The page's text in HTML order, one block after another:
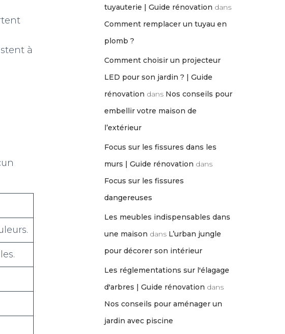
à
tuyauterie | Guide rénovation dans
Comment remplacer un tuyau en
plomb ?
Comment choisir un projecteur
LED pour son jardin ? | Guide
rénovation dans Nos conseils pour
embellir votre maison de
l’extérieur
Focus sur les fissures dans les
murs | Guide rénovation dans
Focus sur les fissures
dangereuses
Les meubles indispensables dans
une maison dans L’urban jungle
pour décorer son intérieur
Les réglementations sur l'élagage
d'arbres | Guide rénovation dans
Nos conseils pour aménager un
jardin avec piscine